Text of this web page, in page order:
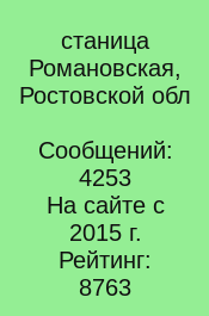
станица
Романовская,
Ростовской обл
Сообщений:
4253
На сайте с
2015 г.
Рейтинг:
8763